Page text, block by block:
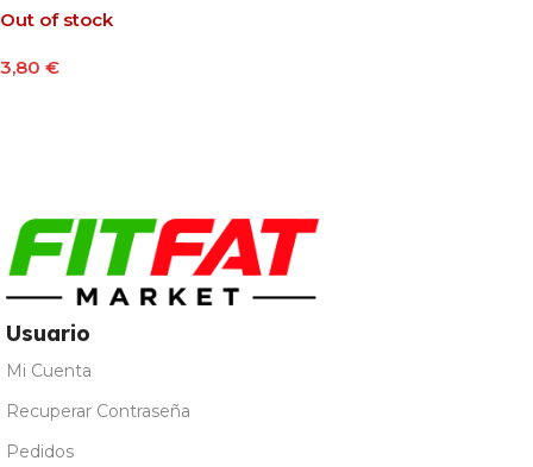
Out of stock
3,80 €
Usuario
Mi Cuenta
Recuperar Contraseña
Pedidos